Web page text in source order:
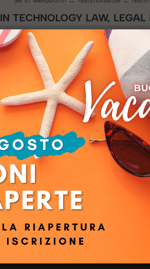
TECHNOLOGY LAW,
& Legal Operations
didattico è ottimo ed i docenti
ha fornito ottimi spunti per valutare